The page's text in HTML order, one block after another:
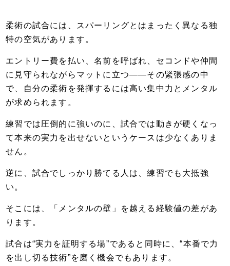
柔術の試合には、スパーリングとはまったく異なる独
特の空気があります。
エントリー費を払い、名前を呼ばれ、セコンドや仲間
に見守られながらマットに立つ――その緊張感の中
で、自分の柔術を発揮するには高い集中力とメンタル
が求められます。
練習では圧倒的に強いのに、試合では動きが硬くなっ
て本来の実力を出せないというケースは少なくありま
せん。
逆に、試合でしっかり勝てる人は、練習でも大抵強
い。
そこには、「メンタルの壁」を越える経験値の差があ
ります。
試合は“実力を証明する場”であると同時に、“本番で力
を出し切る技術”を磨く機会でもあります。